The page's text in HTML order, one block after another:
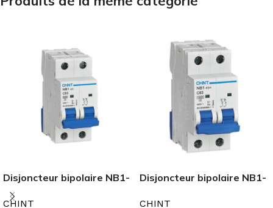
Disjoncteur bipolaire NB1-
63 2 pôle 6KA CHINT
CHINT
Disjoncteur bipolaire NB1-
CHINT